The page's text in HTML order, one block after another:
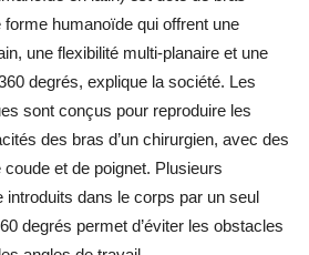
humanoïde qui offrent une
une flexibilité multi-planaire et une
degrés, explique la société. Les
sont conçus pour reproduire les
des bras d’un chirurgien, avec des
coude et de poignet. Plusieurs
introduits dans le corps par un seul
degrés permet d’éviter les obstacles